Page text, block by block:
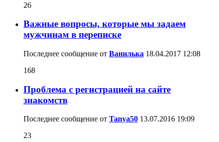
26
Важные вопросы, которые мы задаем
мужчинам в переписке
Последнее сообщение от Ванилька 18.04.2017 12:08
168
Проблема с регистрацией на сайте
знакомств
Последнее сообщение от Tanya50 13.07.2016 19:09
23